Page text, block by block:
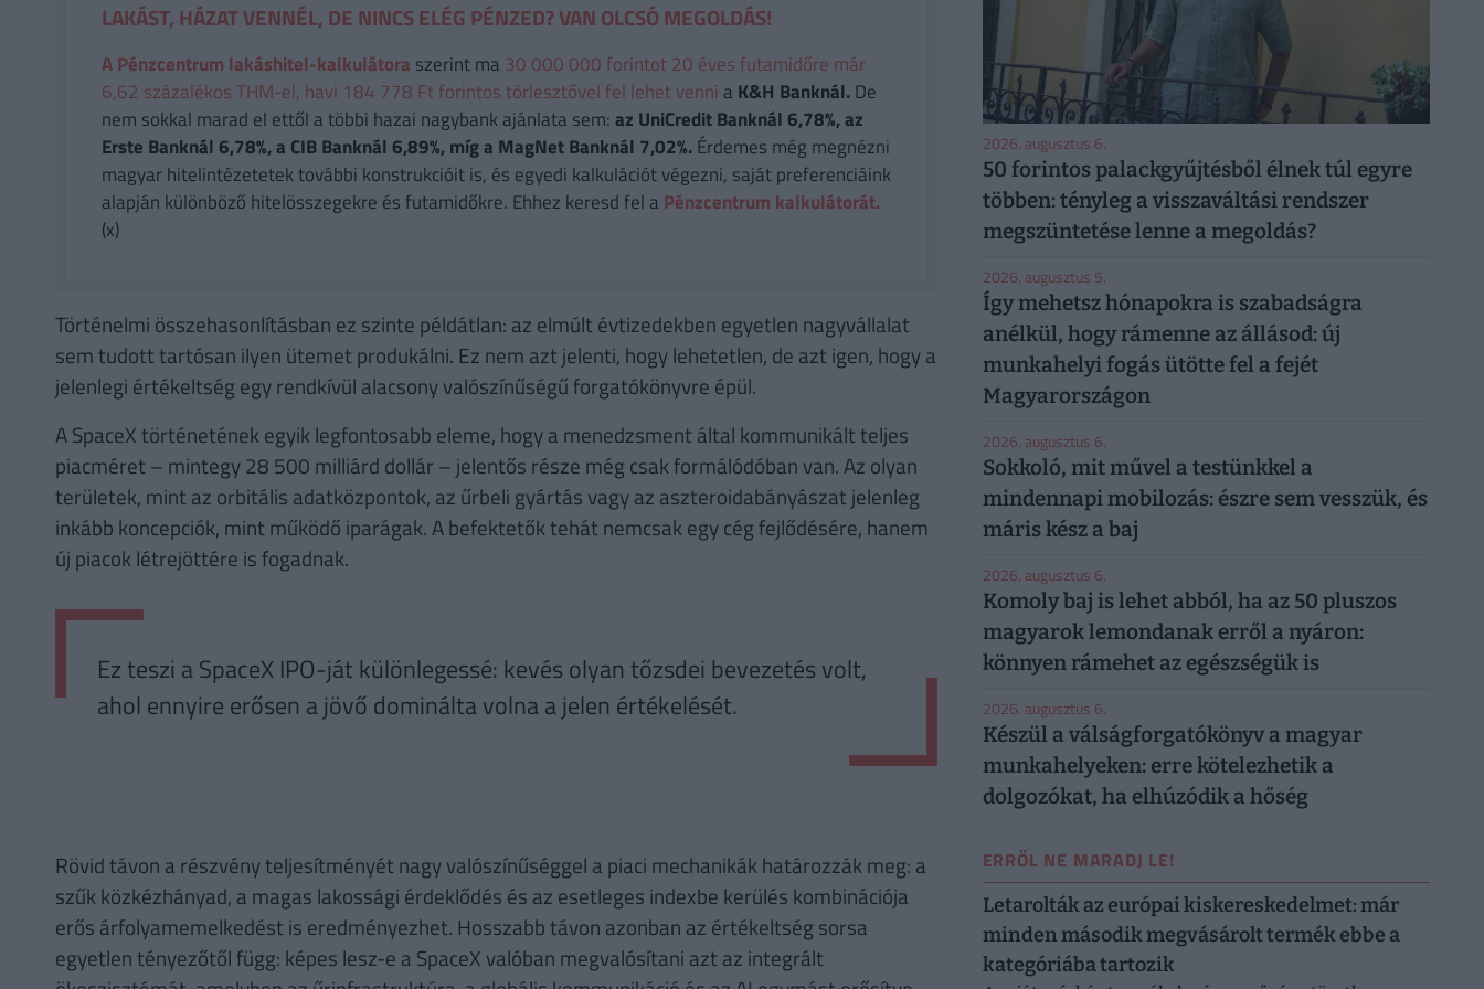
LAKÁST, HÁZAT VENNÉL, DE NINCS ELÉG PÉNZED? VAN OLCSÓ MEGOLDÁS!
A Pénzcentrum lakáshitel-kalkulátora szerint ma 30 000 000 forintot 20 éves futamidőre már
6,62 százalékos THM-el, havi 184 778 Ft forintos törlesztővel fel lehet venni a K&H Banknál.De
nem sokkal marad el ettől a többi hazai nagybank ajánlata sem:az UniCredit Banknál 6,78%, az
Erste Banknál 6,78%, a CIB Banknál 6,89%, míg a MagNet Banknál 7,02%.Érdemes még megnézni
magyar hitelintézetetek további konstrukcióit is, és egyedi kalkulációt végezni, saját preferenciáink
alapján különböző hitelösszegekre és futamidőkre. Ehhez keresd fel a Pénzcentrum kalkulátorát.
(x)
Történelmi összehasonlításban ez szinte példátlan: az elmúlt évtizedekben egyetlen nagyvállalat
sem tudott tartósan ilyen ütemet produkálni. Ez nem azt jelenti, hogy lehetetlen, de azt igen, hogy a
jelenlegi értékeltség egy rendkívül alacsony valószínűségű forgatókönyvre épül.
A SpaceX történetének egyik legfontosabb eleme, hogy a menedzsment által kommunikált teljes
piacméret – mintegy 28 500 milliárd dollár – jelentős része még csak formálódóban van. Az olyan
területek, mint az orbitális adatközpontok, az űrbeli gyártás vagy az aszteroidabányászat jelenleg
inkább koncepciók, mint működő iparágak. A befektetők tehát nemcsak egy cég fejlődésére, hanem
új piacok létrejöttére is fogadnak.
Ez teszi a SpaceX IPO-ját különlegessé: kevés olyan tőzsdei bevezetés volt,
ahol ennyire erősen a jövő dominálta volna a jelen értékelését.
Rövid távon a részvény teljesítményét nagy valószínűséggel a piaci mechanikák határozzák meg: a
szűk közkézhányad, a magas lakossági érdeklődés és az esetleges indexbe kerülés kombinációja
erős árfolyamemelkedést is eredményezhet. Hosszabb távon azonban az értékeltség sorsa
egyetlen tényezőtől függ: képes lesz-e a SpaceX valóban megvalósítani azt az integrált
2026. augusztus 6.
50 forintos palackgyűjtésből élnek túl egyre
többen: tényleg a visszaváltási rendszer
megszüntetése lenne a megoldás?
2026. augusztus 5.
Így mehetsz hónapokra is szabadságra
anélkül, hogy rámenne az állásod: új
munkahelyi fogás ütötte fel a fejét
Magyarországon
2026. augusztus 6.
Sokkoló, mit művel a testünkkel a
mindennapi mobilozás: észre sem vesszük, és
máris kész a baj
2026. augusztus 6.
Komoly baj is lehet abból, ha az 50 pluszos
magyarok lemondanak erről a nyáron:
könnyen rámehet az egészségük is
2026. augusztus 6.
Készül a válságforgatókönyv a magyar
munkahelyeken: erre kötelezhetik a
dolgozókat, ha elhúzódik a hőség
ERRŐL NE MARADJ LE!
Letarolták az európai kiskereskedelmet: már
minden második megvásárolt termék ebbe a
kategóriába tartozik